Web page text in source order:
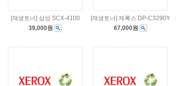
[재생토너] 삼성 SCX-4100
39,000원
[재생토너] 제록스 DP-C3290Y
67,000원